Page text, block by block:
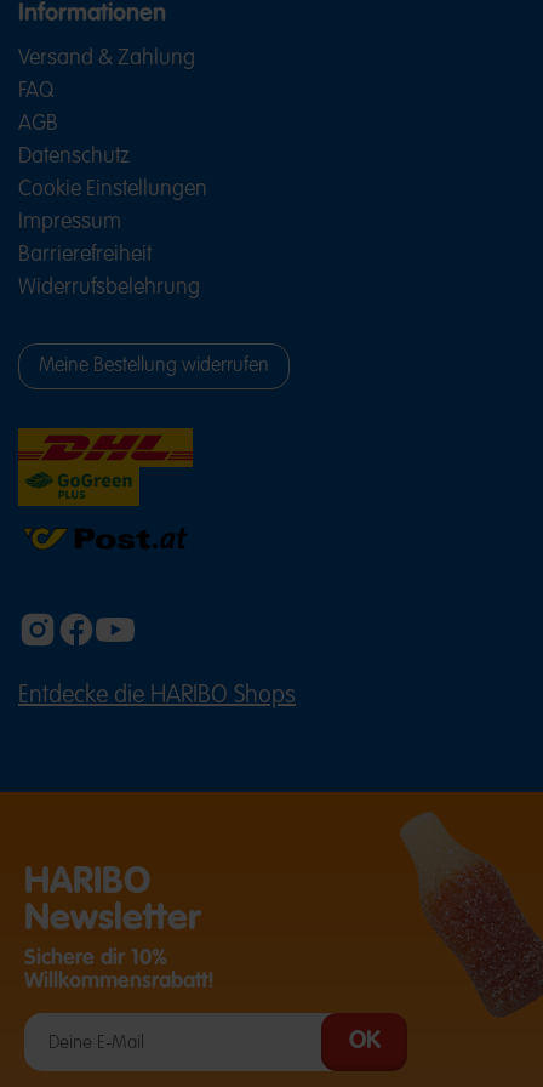
Informationen
Versand & Zahlung
FAQ
AGB
Datenschutz
Cookie Einstellungen
Impressum
Barrierefreiheit
Widerrufsbelehrung
Meine Bestellung widerrufen
Entdecke die HARIBO Shops
HARIBO
Newsletter
Sichere dir 10%
Willkommensrabatt!